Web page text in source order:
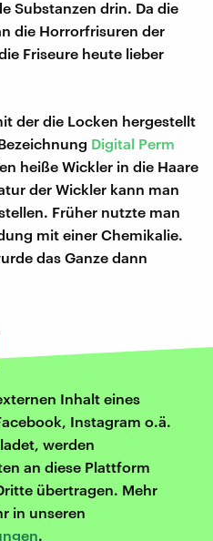
Substanzen drin. Da die
die Horrorfrisuren der
Friseure heute lieber
der die Locken hergestellt
Digital Perm
heiße Wickler in die Haare
der Wickler kann man
Früher nutzte man
mit einer Chemikalie.
das Ganze dann
Inhalt eines
Instagram o.ä.
werden
an diese Plattform
übertragen. Mehr
in unseren
.